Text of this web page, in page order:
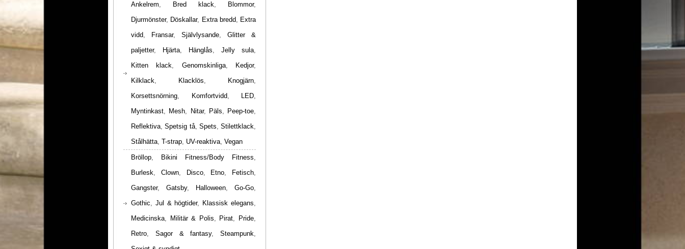
Ankelrem, Bred klack, Blommor,
Djurmönster, Döskallar, Extra bredd, Extra
vidd, Fransar, Självlysande, Glitter &
paljetter, Hjärta, Hänglås, Jelly sula,
Kitten klack, Genomskinliga, Kedjor,
Kilklack, Klacklös, Knogjärn,
Korsettsnörning, Komfortvidd, LED,
Myntinkast, Mesh, Nitar, Päls, Peep-toe,
Reflektiva,Spetsig tå, Spets, Stilettklack,
Stålhätta, T-strap, UV-reaktiva, Vegan
Bröllop, Bikini Fitness/Body Fitness,
Burlesk, Clown, Disco, Etno, Fetisch,
Gangster, Gatsby, Halloween, Go-Go,
Gothic, Jul & högtider, Klassisk elegans,
Medicinska, Militär & Polis, Pirat, Pride,
Retro, Sagor & fantasy, Steampunk,